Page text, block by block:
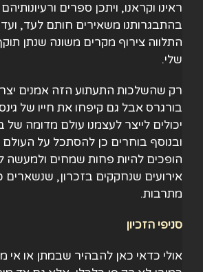
ראינו וקראנו, ויתכן ספרים
בהתבגרותנו משאירים חותם לעד,
התלווה צירוף מקרים משונה שנתן
שלי.
רק שהשלכות התעתוע הזה אמנים
בורגרס אבל גם קיפחו את חייו של
יכולים לייצר לעצמנו עולם מדומה
ובנוסף בוחרים כן להסתכל על העולם
הופכים להיות פחות שמחים
אירועים שנחקקים בזכרון, שנשארים
מתרבות.
סניפי הזכיון
אולי כדאי כאן להבהיר שבמתן או אי